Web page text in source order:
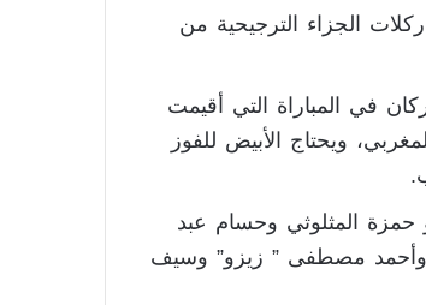
الفريقين إلى ركلات الجزاء الترجيحية من
في المباراة التي أقيمت
ويحتاج الأبيض للفوز
حمزة المثلوثي وحسام عبد
وأحمد مصطفى ” زيزو” وسيف